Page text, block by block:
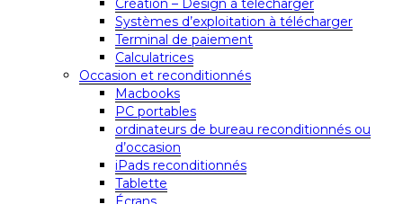
Création – Design à télécharger
Systèmes d’exploitation à télécharger
Terminal de paiement
Calculatrices
Occasion et reconditionnés
Macbooks
PC portables
ordinateurs de bureau reconditionnés ou
d’occasion
iPads reconditionnés
Tablette